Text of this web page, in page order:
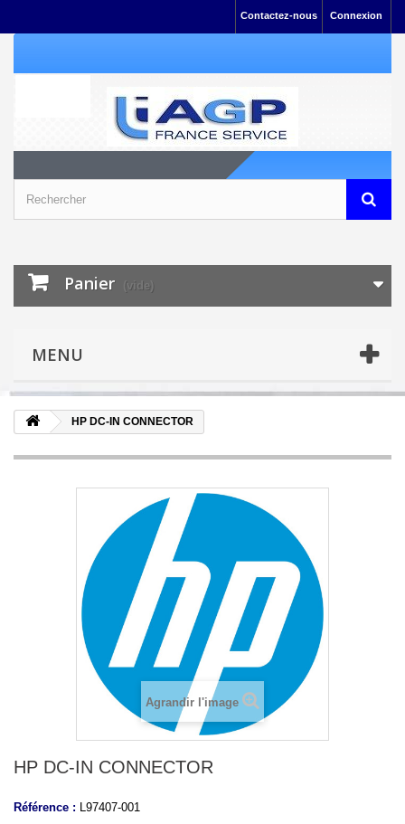
Connexion
Contactez-nous
Panier (vide)
MENU
HP DC-IN CONNECTOR
Agrandir l'image
HP DC-IN CONNECTOR
Référence : L97407-001